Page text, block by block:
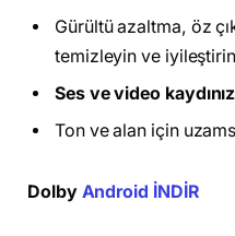
Gürültü azaltma, öz
temizleyin ve iyileştirin
Ses ve video
Ton ve alan için
Dolby Android İNDİR